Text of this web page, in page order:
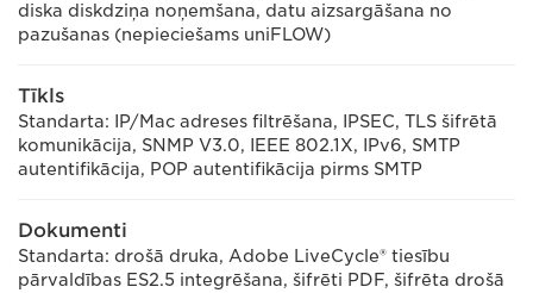
diska diskdziņa noņemšana, datu aizsargāšana no
pazušanas (nepieciešams uniFLOW)
Tīkls
Standarta: IP/Mac adreses filtrēšana, IPSEC, TLS šifrētā
komunikācija, SNMP V3.0, IEEE 802.1X, IPv6, SMTP
autentifikācija, POP autentifikācija pirms SMTP
Dokumenti
Standarta: drošā druka, Adobe LiveCycle® tiesību
pārvaldības ES2.5 integrēšana, šifrēti PDF, šifrēta drošā